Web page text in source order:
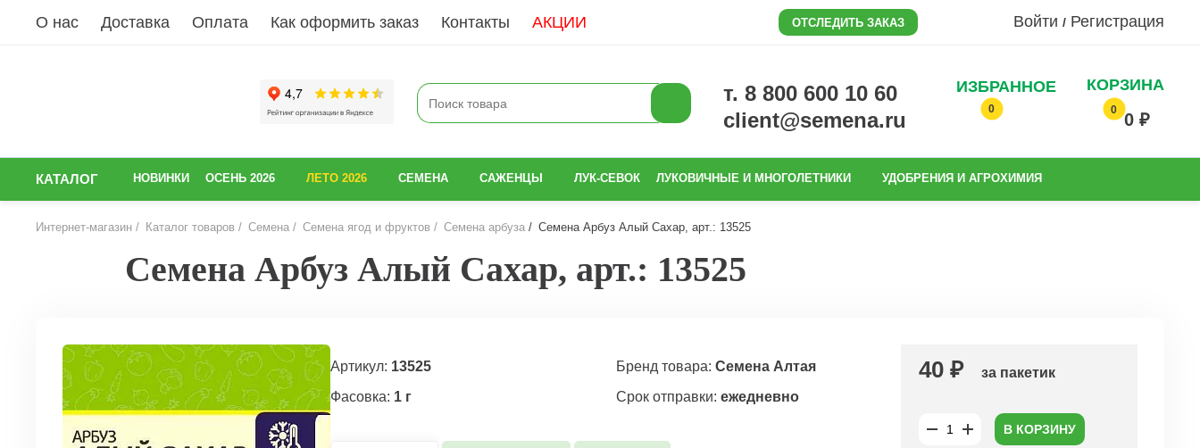
О нас Доставка Оплата Как оформить заказ Контакты АКЦИИ ОТСЛЕДИТЬ ЗАКАЗ Войти / Регистрация
т. 8 800 600 10 60
client@semena.ru
ИЗБРАННОЕ
0
КОРЗИНА
0
0 ₽
КАТАЛОГ НОВИНКИ ОСЕНЬ 2026 ЛЕТО 2026 СЕМЕНА САЖЕНЦЫ ЛУК-СЕВОК ЛУКОВИЧНЫЕ И МНОГОЛЕТНИКИ УДОБРЕНИЯ И АГРОХИМИЯ
Интернет-магазин Каталог товаров Семена Семена ягод и фруктов Семена арбуза Семена Арбуз Алый Сахар, арт.: 13525
Семена Арбуз Алый Сахар, арт.: 13525
Артикул: 13525 Бренд товара: Семена Алтая
Фасовка: 1 г Срок отправки: ежедневно
40 ₽ за пакетик
В КОРЗИНУ